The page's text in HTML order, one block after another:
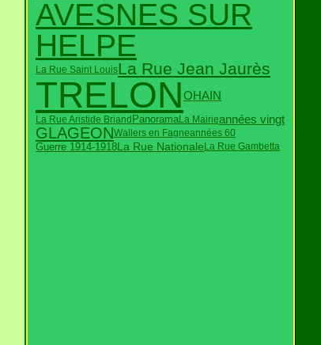
AVESNES SUR
HELPE
La Rue Saint LouisLa Rue Jean Jaurès
TRELONOHAIN
La Rue Aristide Briand PanoramaLa Mairieannées vingt
GLAGEONWallers en Fagneannées 60
Guerre 1914-1918La Rue Nationale La Rue Gambetta